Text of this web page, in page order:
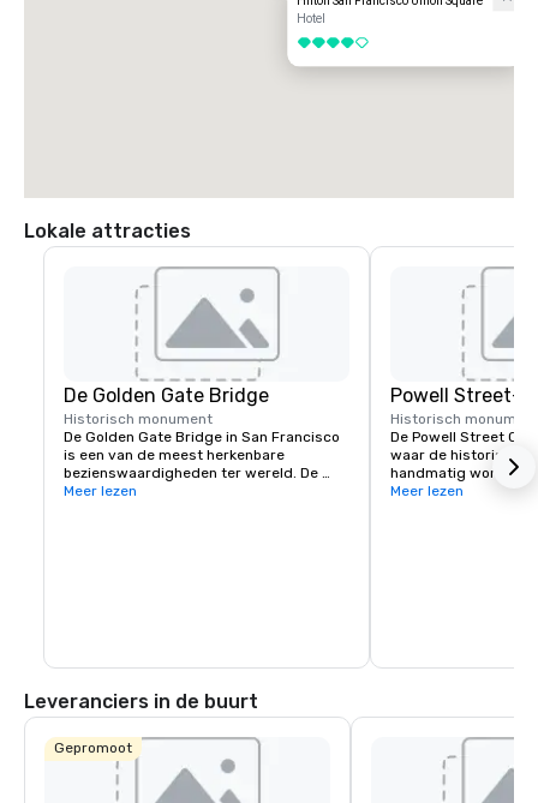
Hotel
4 van 5
Lokale attracties
De Golden Gate Bridge
Historisch monument
De Golden Gate Bridge in San Francisco
is een van de meest herkenbare
bezienswaardigheden ter wereld. De
iconische hangbrug staat bekend om zijn
Meer lezen
Powell Street-
Historisch monument
De Powell Street
waar de historische
handmatig worden
richting te
Meer lezen
Leveranciers in de buurt
Gepromoot